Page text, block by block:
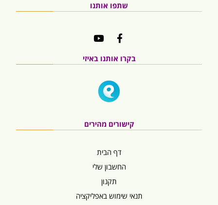
שתפו אותנו
בקרו אותנו באיזי
קישורים מהירים
דף הבית
החשבון שלי
תקנון
תנאי שימוש באפליקציה